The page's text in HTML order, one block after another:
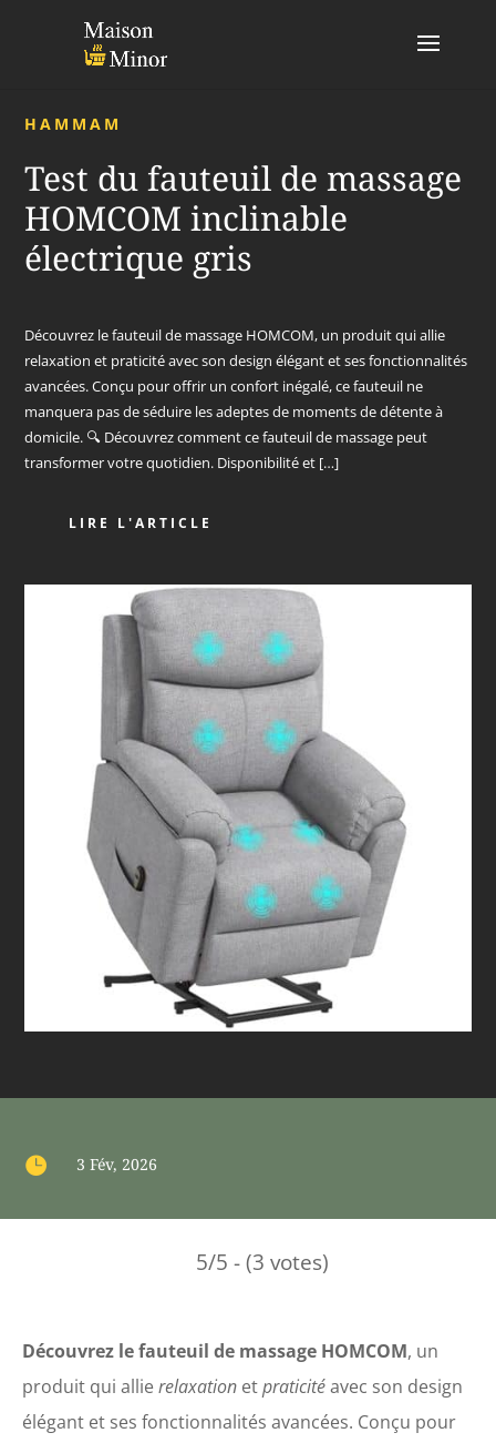
HAMMAM
Test du fauteuil de massage
HOMCOM inclinable
électrique gris
Découvrez le fauteuil de massage HOMCOM, un produit qui allie
relaxation et praticité avec son design élégant et ses fonctionnalités
avancées. Conçu pour offrir un confort inégalé, ce fauteuil ne
manquera pas de séduire les adeptes de moments de détente à
domicile. 🔍 Découvrez comment ce fauteuil de massage peut
transformer votre quotidien. Disponibilité et […]
LIRE L'ARTICLE
 3 Fév, 2026
5/5 - (3 votes)
Découvrez le fauteuil de massage HOMCOM, un
produit qui allierelaxation etpraticitéavec son design
élégant et ses fonctionnalités avancées. Conçu pour